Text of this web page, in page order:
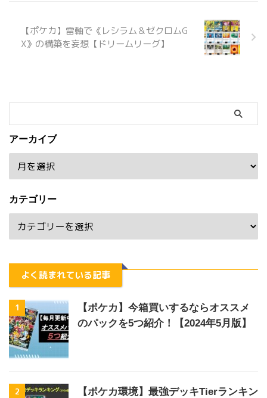
【ポケカ】雷軸で《レシラム＆ゼクロムG
X》の構築を妄想【ドリームリーグ】
アーカイブ
カテゴリー
よく読まれている記事
1
【ポケカ】今箱買いするならオススメ
のパックを5つ紹介！【2024年5月版】
2
【ポケカ環境】最強デッキTierランキン